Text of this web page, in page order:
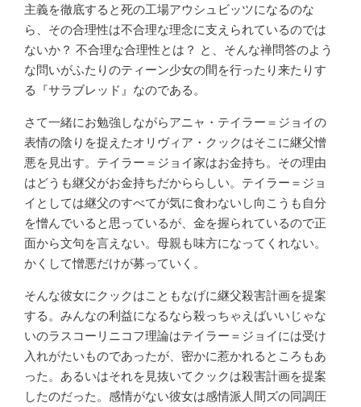
主義を徹底すると死の工場アウシュビッツになるのな
ら、その合理性は不合理な理念に支えられているのでは
ないか？ 不合理な合理性とは？ と、そんな禅問答のよう
な問いがふたりのティーン少女の間を行ったり来たりす
る『サラブレッド』なのである。
さて一緒にお勉強しながらアニャ・テイラー＝ジョイの
表情の陰りを捉えたオリヴィア・クックはそこに継父憎
悪を見出す。テイラー＝ジョイ家はお金持ち。その理由
はどうも継父がお金持ちだかららしい。テイラー＝ジョ
イとしては継父のすべてが気に食わないし向こうも自分
を憎んでいると思っているが、金を握られているので正
面から文句を言えない。母親も味方になってくれない。
かくして憎悪だけが募っていく。
そんな彼女にクックはこともなげに継父殺害計画を提案
する。みんなの利益になるなら殺っちゃえばいいじゃな
いのラスコーリニコフ理論はテイラー＝ジョイには受け
入れがたいものであったが、密かに惹かれるところもあ
った。あるいはそれを見抜いてクックは殺害計画を提案
したのだった。感情がない彼女は感情派人間ズの同調圧